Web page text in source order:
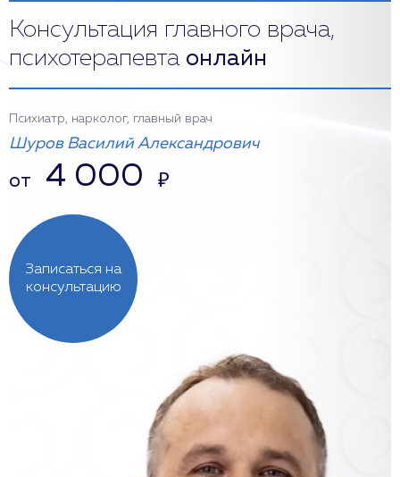
Консультация главного врача,
психотерапевта онлайн
Записаться на
консультацию
Психиатр, нарколог, главный врач
Шуров Василий Александрович
от 4 000 ₽